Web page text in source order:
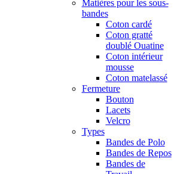
Matières pour les sous-
bandes
Coton cardé
Coton gratté
doublé Ouatine
Coton intérieur
mousse
Coton matelassé
Fermeture
Bouton
Lacets
Velcro
Types
Bandes de Polo
Bandes de Repos
Bandes de